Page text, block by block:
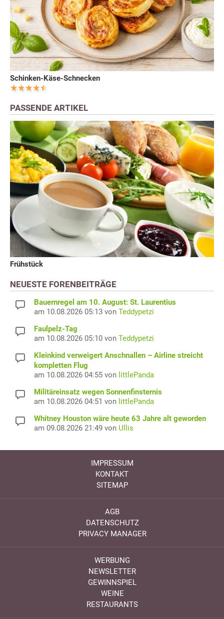
Schinken-Käse-Schnecken
PASSENDE ARTIKEL
Frühstück
NEUESTE FORENBEITRÄGE
Bauernregel am 10. August: St. Laurentius
am 10.08.2026 05:13 von Teddypetzi
Faulpelz-Tag
am 10.08.2026 05:10 von Teddypetzi
Kleinkind verweigert Anschnallen – Airline streicht
kompletten Flug
am 10.08.2026 04:55 von littlePanda
Militäreinsatz wegen Sonnenfinsternis
am 10.08.2026 04:51 von littlePanda
Whitney Houston wäre heute 63 Jahre alt geworden
am 09.08.2026 21:49 von Ullis
IMPRESSUM
KONTAKT
SITEMAP
AGB
DATENSCHUTZ
PRIVACY MANAGER
WERBUNG
NEWSLETTER
GEWINNSPIEL
WEINE
RESTAURANTS